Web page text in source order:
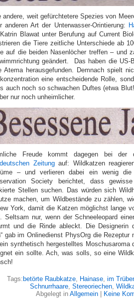
andere, weit gefürchtetere Spezies von
anderen Art der Unterwasser-Orintierung:
Blawat unter Berufung auf Current
die Tiere zeitliche Unterschiede ab
auf die beiden Nasenlöcher treffen – und
geändert. Das haben die US-
Atema herausgefunden. Demnach spielt
eine entscheidende Rolle,
auch noch so schwachen Duftes (etwa
nur noch unheimlicher.
Freude kommt dagegen bei
Zeitungauf: Wildkatzen
– und verlieren dabei ein wenig die
Society berichtet, dass
Stellen suchen. Das würden sich
machen, um Wildbestände zu zählen,
York, damit die Katzen möglichst lange
Seltsam nur, wenn der Schneeleopard
und die Rinde ableckt. Die Designerin
gab im Onlinedienst PhysOrg die Rezeptur
synthetisch hergestelltes Moschusaroma
ein sollte. Ach, was solls, so eine
Tags: betörte Raubkatze, Hainase, im
Schnurrhaare, Stereoriechen,
Abgelegt in Allgemein Keine